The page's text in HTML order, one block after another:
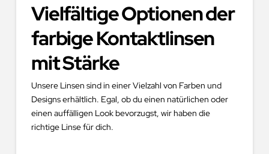
Vielfältige Optionen der
farbige Kontaktlinsen
mit Stärke
Unsere Linsen sind in einer Vielzahl von Farben und
Designs erhältlich. Egal, ob du einen natürlichen oder
einen auffälligen Look bevorzugst, wir haben die
richtige Linse für dich.